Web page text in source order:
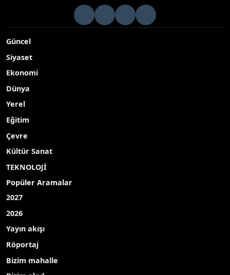
Güncel
Siyaset
Ekonomi
Dünya
Yerel
Eğitim
Çevre
Kültür Sanat
TEKNOLOJİ
Popüler Aramalar
2027
2026
Yayın akışı
Röportaj
Bizim mahalle